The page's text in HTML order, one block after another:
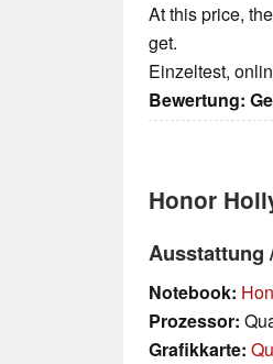
At this price,
get.
Einzeltest,
Bewertung:
Honor
Ausstattung
Notebook:
Prozessor:
Grafikkarte: